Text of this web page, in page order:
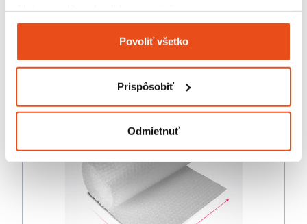
Zhromažďovať informácie o vašej geografickej
polohe s presnosťou na niekoľko metrov
Identifikovať vaše zariadenie aktívnym
Viac informácií o tom, ako sa spracúvajú vaše osobné
údaje, nájdete v časti svašimi nastaveniami
o používaní súborov cookie.
Na prispôsobenie obsahu a reklám, poskytovanie funkcií
sociálnych médií a analýzu návštevnosti používame
Povoliť všetko
Prispôsobiť
Odmietnuť
Drevitá vlna Jelša JEMNÁ 1kg
4,92 € s DPH
4,00 € bez DPH